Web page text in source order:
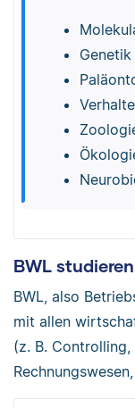
Genetik
BWL studieren
BWL, also
mit allen
(z. B. Controlling,